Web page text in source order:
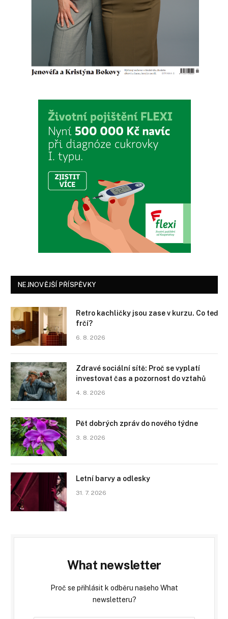
NEJNOVĚJŠÍ PŘÍSPĚVKY
Retro kachličky jsou zase v kurzu. Co teď
frčí?
6. 8. 2026
Zdravé sociální sítě: Proč se vyplatí
investovat čas a pozornost do vztahů
4. 8. 2026
Pět dobrých zpráv do nového týdne
3. 8. 2026
Letní barvy a odlesky
31. 7. 2026
What newsletter
Proč se přihlásit k odběru našeho What
newsletteru?